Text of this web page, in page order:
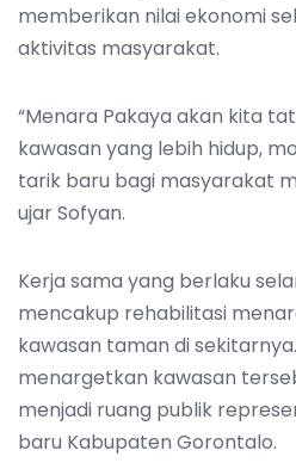
memberikan nilai ekonomi
aktivitas masyarakat.
“Menara Pakaya akan kita
kawasan yang lebih hidup,
tarik baru bagi masyarakat
ujar Sofyan.
Kerja sama yang berlaku
mencakup rehabilitasi
kawasan taman di
menargetkan kawasan
menjadi ruang publik
baru Kabupaten Gorontalo.